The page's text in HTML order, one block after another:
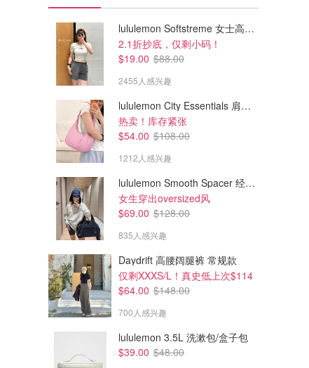
$68.00
Align 背心 A/B杯
$39.00 $58.00
Swiftly Tech 2.0 女士背心
新色丁香紫 全码有货
lululemon
lululemon Softstreme 女士高腰短裤 10cm
2.1折抄底，仅剩小码！
$19.00 $88.00
2455人感兴趣
lululemon City Essentials 肩背包 4L
热卖！库存紧张
$54.00 $108.00
1212人感兴趣
lululemon Smooth Spacer 经典卫衣
女生穿出oversized风
$69.00 $128.00
835人感兴趣
Daydrift 高腰阔腿裤 常规款
仅剩XXXS/L！真史低上次$114
$64.00 $148.00
700人感兴趣
lululemon 3.5L 洗漱包/盒子包
$39.00 $48.00